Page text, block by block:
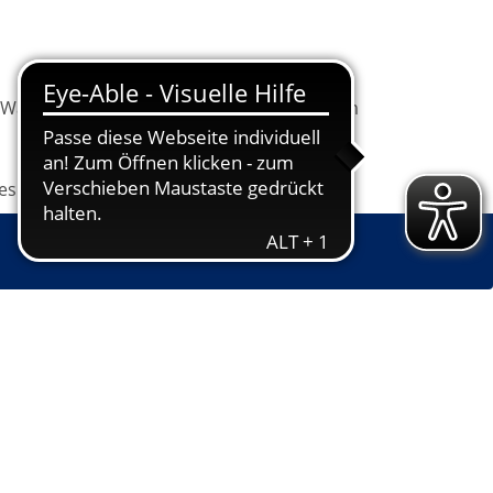
Warenkorb Information Programm
Grundbildung Jugendkunstschule